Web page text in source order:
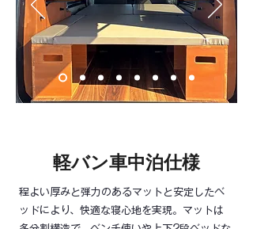
​軽バン車中泊仕様
程よい厚みと弾力のあるマットと安定したベ
ッドにより、快適な寝心地を実現。マットは